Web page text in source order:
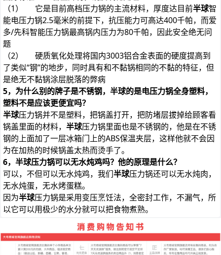
（1） 它是目前高档压力锅的主流材料，厚度达目前半球智
能电压力锅2.5毫米的前提下，抗压能力可高达400千帕，而爱
多/先科智能压力锅最高锅内压力为80千帕，因此安全绝无问
题
（2） 硬质氧化处理将国内3003铝合金表面的硬度提高到
了类似“钢”的地步，同时具有和不黏锅相同的不黏的特征，但
是绝无不黏锅涂层脱落的弊病
5，为什么别的牌子是不锈钢，半球的是电压力锅全身塑料，
塑料不是应该更便宜吗？
半球压力锅并不是塑料，把锅盖打开，把防堵层拔掉给顾客看
锅盖里面的材料， 半球压力锅里面也是不锈钢的，他是在不锈
钢的上面加了一层冰箱门上的ABS保温夹层，这样他就不会因
为在加热的时候锅盖太热而烫手了。
6，半球压力锅可以无水炖鸡吗？他的原理是什么？
可以，不但可以无水炖鸡，我们半球压力锅还可以无水炖肉，
无水炖蛋，无水烤蛋糕。
因为半球压力锅是采用变压烹饪法，全密封工作，不漏气，所
以它可以用极少的水分就可以把食物煮熟。